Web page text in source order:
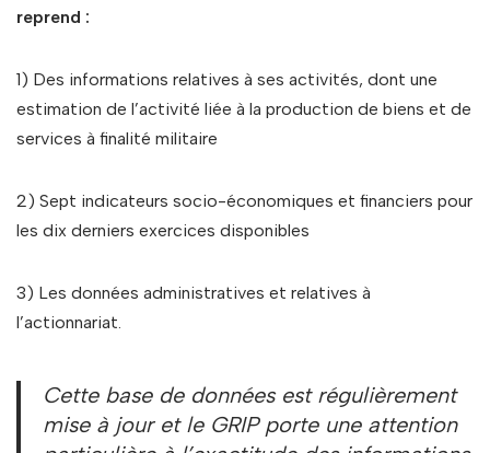
reprend :
1) Des informations relatives à ses activités, dont une
estimation de l’activité liée à la production de biens et de
services à finalité militaire
2) Sept indicateurs socio-économiques et financiers pour
les dix derniers exercices disponibles
3) Les données administratives et relatives à
l’actionnariat.
Cette base de données est régulièrement
mise à jour et le GRIP porte une attention